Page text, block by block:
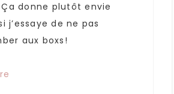
donne plutôt envie
j’essaye de ne pas
aux boxs!